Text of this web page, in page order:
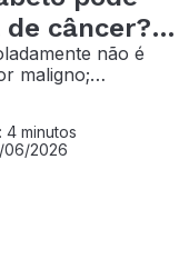
câncer?
não é
maligno;
4 minutos
06/2026